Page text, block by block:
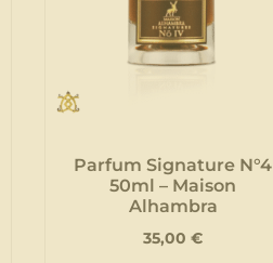
Parfum Signature N°4
50ml – Maison
Alhambra
35,00€